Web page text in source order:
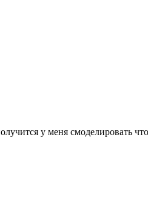
у меня смоделировать